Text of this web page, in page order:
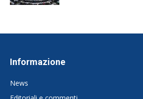
Informazione
News